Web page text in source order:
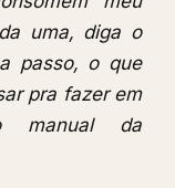
uma, diga o
passo, o que
pra fazer em
manual da